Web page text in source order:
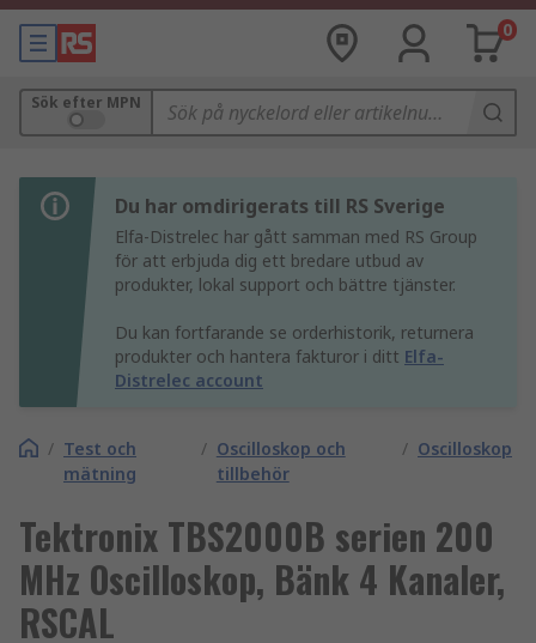
0
Sök efter MPN
Du har omdirigerats till RS Sverige
Elfa-Distrelec har gått samman med RS Group
för att erbjuda dig ett bredare utbud av
produkter, lokal support och bättre tjänster.
Du kan fortfarande se orderhistorik, returnera
produkter och hantera fakturor i ditt Elfa-
Distrelec account
/ Test och
mätning
/ Oscilloskop och
tillbehör
/ Oscilloskop
Tektronix TBS2000B serien 200
MHz Oscilloskop, Bänk 4 Kanaler,
RSCAL